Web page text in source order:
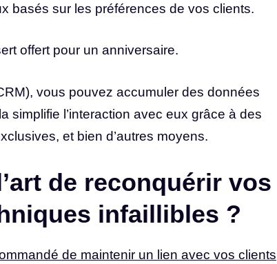
basés sur les préférences de vos clients.
offert pour un anniversaire.
vous pouvez accumuler des données
simplifie l’interaction avec eux grâce à des
et bien d’autres moyens.
de reconquérir vos
infaillibles ?
de maintenir un lien avec vos clients